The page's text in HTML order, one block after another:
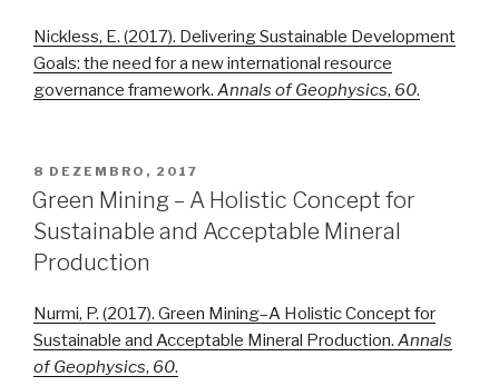
Nickless, E. (2017). Delivering Sustainable Development
Goals: the need for a new international resource
governance framework. Annals of Geophysics, 60.
PUBLICADO
EM
8 DEZEMBRO, 2017
Green Mining – A Holistic Concept for
Sustainable and Acceptable Mineral
Production
Nurmi, P. (2017). Green Mining–A Holistic Concept for
Sustainable and Acceptable Mineral Production. Annals
of Geophysics, 60.